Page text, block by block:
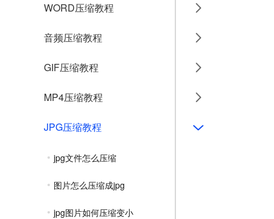
WORD压缩教程
音频压缩教程
GIF压缩教程
MP4压缩教程
JPG压缩教程
jpg文件怎么压缩
图片怎么压缩成jpg
jpg图片如何压缩变小